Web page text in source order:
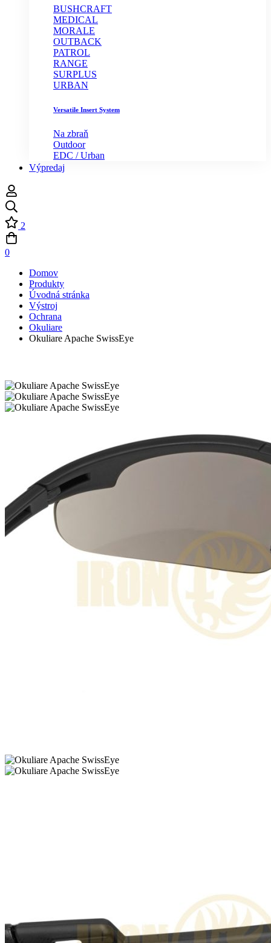
BUSHCRAFT
MEDICAL
MORALE
OUTBACK
PATROL
RANGE
SURPLUS
URBAN
Versatile Insert System
Na zbraň
Outdoor
EDC / Urban
Výpredaj
2
0
Domov
Produkty
Úvodná stránka
Výstroj
Ochrana
Okuliare
Okuliare Apache SwissEye